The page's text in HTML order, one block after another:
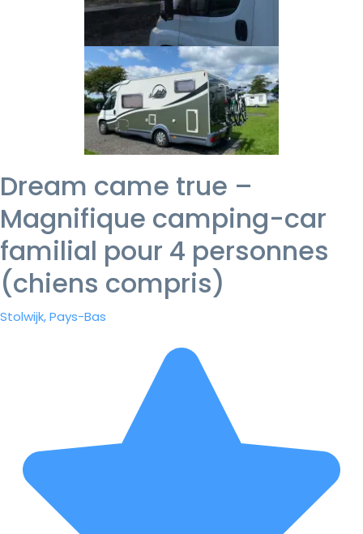
Dream came true –
Magnifique camping-car
familial pour 4 personnes
(chiens compris)
Stolwijk, Pays-Bas